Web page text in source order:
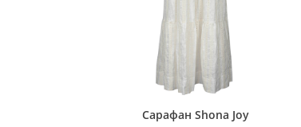
Сарафан Shona Joy